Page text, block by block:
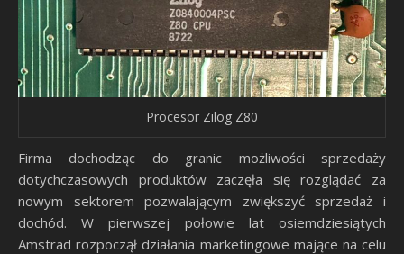
Procesor Zilog Z80
Firma dochodząc do granic możliwości sprzedaży
dotychczasowych produktów zaczęła się rozglądać za
nowym sektorem pozwalającym zwiększyć sprzedaż i
dochód. W pierwszej połowie lat osiemdziesiątych
Amstrad rozpoczął działania marketingowe mające na celu